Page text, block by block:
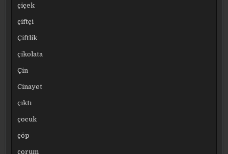
çiçek
çiftçi
Çiftlik
çikolata
Çin
Cinayet
çıktı
çocuk
çöp
çorum